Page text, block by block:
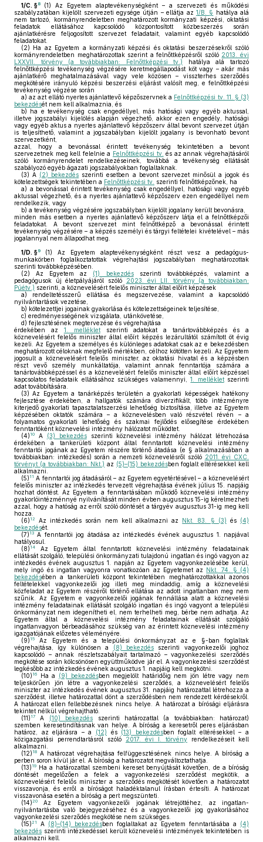
1/C. §8 (1) Az Egyetem alaptevékenységként – a szervezeti és működési
szabályzatában kijelölt szervezeti egysége útján – ellátja az 1/B. § hatálya alá
nem tartozó, kormányrendeletben meghatározott kormányzati képzési, oktatási
feladatok ellátásához kapcsolódó központosított közbeszerzés során
ajánlatkérésre feljogosított szervezet feladatait, valamint egyéb kapcsolódó
feladatokat.
(2) Ha az Egyetem a kormányzati képzési és oktatási beszerzésekről szóló
kormányrendeletben meghatározottak szerint a felnőttképzésről szóló 2013. évi
LXXVII. törvény (a továbbiakban: Felnőttképzési tv.) hatálya alá tartozó
felnőttképzési tevékenység végzésére keretmegállapodást köt vagy – akár más
ajánlatkérő meghatalmazásával vagy vele közösen – visszterhes szerződés
megkötésére irányuló képzési beszerzési eljárást valósít meg, e felnőttképzési
tevékenység végzése során
a) az azt ellátó nyertes ajánlattevő képzőszervnek a Felnőttképzési tv. 11. § (3)
bekezdését nem kell alkalmaznia, és
b) ha e tevékenység csak engedéllyel, más hatósági vagy egyéb aktussal,
illetve jogszabályi kijelölés alapján végezhető, akkor ezen engedély, hatósági
vagy egyéb aktus a nyertes ajánlattevő képzőszerv által bevont szervezet útján
is teljesíthető, valamint a jogszabályban kijelölt jogalany is bevonható bevont
szervezetként,
azzal, hogy a bevonással érintett tevékenység tekintetében a bevont
szervezetnek meg kell felelnie a Felnőttképzési tv. és az annak végrehajtásáról
szóló kormányrendelet rendelkezéseinek, továbbá a tevékenység ellátását
szabályozó egyéb ágazati jogszabályokban foglaltaknak.
(3) A (2) bekezdés szerinti esetben a bevont szervezet minősül a jogok és
kötelezettségek tekintetében a Felnőttképzési tv. szerinti felnőttképzőnek, ha
a) a bevonással érintett tevékenység csak engedéllyel, hatósági vagy egyéb
aktussal végezhető, és a nyertes ajánlattevő képzőszerv ezen engedéllyel nem
rendelkezik, vagy
b) a tevékenység végzésére jogszabályban kijelölt jogalany került bevonásra,
minden más esetben a nyertes ajánlattevő képzőszerv látja el a felnőttképzői
feladatokat. A bevont szervezet mint felnőttképző a bevonással érintett
tevékenység végzésére – a képzés személyi és tárgyi feltételei kivételével – más
jogalannyal nem állapodhat meg.
1/D. §9 (1) Az Egyetem alaptevékenységként részt vesz a pedagógus-
munkakörben foglalkoztatottak végrehajtási jogszabályban meghatározottak
szerinti továbbképzésében.
(2) Az Egyetem az (1) bekezdésszerinti továbbképzés, valamint a
pedagógusok új életpályájáról szóló
2023. évi LII. törvény (a továbbiakban:
Púétv.) szerinti, a köznevelésért felelős miniszter által előírt képzések
a) rendeltetésszerű ellátása és megszervezése, valamint a kapcsolódó
nyilvántartások vezetése,
b) kötelezettjei jogainak gyakorlása és kötelezettségeinek teljesítése,
c) eredményességének vizsgálata, utánkövetése,
d) fejlesztésének megtervezése és végrehajtása
érdekében az 1. mellékletszerinti adatokat a tanártovábbképzés és a
köznevelésért felelős miniszter által előírt képzés lezárultától számított öt évig
kezeli. Az Egyetem a személyes és különleges adatokat csak az e bekezdésben
meghatározott céloknak megfelelő mértékben, célhoz kötötten kezeli. Az Egyetem
jogosult a köznevelésért felelős miniszter, az oktatási hivatal és a képzésben
részt vevő személy munkáltatója, valamint annak fenntartója számára a
tanártovábbképzéssel és a köznevelésért felelős miniszter által előírt képzéssel
kapcsolatos feladataik ellátásához szükséges valamennyi,1. mellékletszerinti
adat továbbítására.
(3) Az Egyetem a tanárképzés területén a gyakorlati képességek hatékony
fejlesztése érdekében, a hallgatók számára diverzifikált, több intézményre
kiterjedő gyakorlati tapasztalatszerzési lehetőség biztosítása, illetve az Egyetem
képzésében oktatók számára – a köznevelésben való részvétel révén – a
folyamatos gyakorlati lehetőség és szakmai fejlődés elősegítése érdekében
fenntartóként köznevelési intézmény hálózatot működtet.
(4) 10 A (3) bekezdésszerinti köznevelési intézmény hálózat létrehozása
érdekében a tankerületi központ által fenntartott köznevelési intézmény
fenntartói jogának az Egyetem részére történő átadása (e § alkalmazásában a
továbbiakban: intézkedés) során a nemzeti köznevelésről szóló 2011. évi CXC.
törvényt (a továbbiakban: Nkt.) az (5)–(15) bekezdésben foglalt eltérésekkel kell
alkalmazni.
(5) 11 A fenntartói jog átadásáról – az Egyetem egyetértésével – a köznevelésért
felelős miniszter az intézkedés tervezett végrehajtása évének július 15. napjáig
hozhat döntést. Az Egyetem a fenntartásában működő köznevelési intézmény
gyakorlóintézménnyé nyilvánítását minden évben augusztus 15-ig kérelmezheti
azzal, hogy a hatóság az erről szóló döntését a tárgyév augusztus 31-ig meg kell
hozza.
(6) 12 Az intézkedés során nem kell alkalmazni az Nkt. 83. § (3) és (4)
bekezdését.
(7) 13 A fenntartói jog átadása az intézkedés évének augusztus 1. napjával
hatályosul.
(8) 14
Az Egyetem által fenntartott köznevelési intézmény feladatainak
ellátását szolgáló, települési önkormányzati tulajdonú ingatlan és ingó vagyon az
intézkedés évének augusztus 1. napján az Egyetem vagyonkezelésébe kerül,
mely ingó és ingatlan vagyonra vonatkozóan az Egyetemet az Nkt. 74. § (4)
bekezdésében a tankerületi központ tekintetében meghatározottakkal azonos
feltételekkel vagyonkezelői jog illeti meg mindaddig, amíg a köznevelési
közfeladat az Egyetem részéről történő ellátása az adott ingatlanban meg nem
szűnik. Az Egyetem e vagyonkezelői jogának fennállása alatt a köznevelési
intézmény feladatainak ellátását szolgáló ingatlan és ingó vagyont a települési
önkormányzat nem idegenítheti el, nem terhelheti meg, bérbe nem adhatja. Az
Egyetem által a köznevelési intézmény feladatainak ellátását szolgáló
ingatlanvagyon bérbeadásához szükség van az érintett köznevelési intézmény
igazgatójának előzetes véleményére.
(9) 15
Az Egyetem és a települési önkormányzat az e §-ban foglaltak
végrehajtása, így különösen a
(8) bekezdésszerinti vagyonkezelői joghoz
kapcsolódó – annak részletszabályait tartalmazó – vagyonkezelési szerződés
megkötése során kölcsönösen együttműködve jár el. A vagyonkezelési szerződést
legkésőbb az intézkedés évének augusztus 1. napjáig kell megkötni.
(10) 16 Ha a (9) bekezdésben megjelölt határidőig nem jön létre vagy nem
teljeskörűen jön létre a vagyonkezelési szerződés, a köznevelésért felelős
miniszter az intézkedés évének augusztus 31. napjáig határozattal létrehozza a
szerződést, illetve határozattal dönt a szerződésben nem rendezett kérdésekről.
A határozat ellen fellebbezésnek nincs helye. A határozat a bírósági eljárásra
tekintet nélkül végrehajtható.
(11) 17 A (10) bekezdés szerinti határozattal (a továbbiakban: határozat)
szemben keresetindításnak van helye. A bíróság a keresetről peres eljárásban
határoz, az eljárásra – a (12) és (13) bekezdésben foglalt eltérésekkel – a
közigazgatási perrendtartásról szóló 2017. évi I. törvény rendelkezéseit kell
alkalmazni.
(12) 18 A határozat végrehajtása felfüggesztésének nincs helye. A bíróság a
perben soron kívül jár el. A bíróság a határozatot megváltoztathatja.
(13) 19 Ha a határozattal szembeni kereset benyújtását követően, de a bíróság
döntését megelőzően a felek a vagyonkezelési szerződést megkötik, a
köznevelésért felelős miniszter a szerződés megkötését követően a határozatot
visszavonja, és erről a bíróságot haladéktalanul írásban értesíti. A határozat
visszavonása esetén a bíróság a pert megszünteti.
(14)20
Az Egyetem vagyonkezelői jogának létrejöttéhez, az ingatlan-
nyilvántartásba való bejegyezéséhez és a vagyonkezelői jog gyakorlásához
vagyonkezelési szerződés megkötése nem szükséges.
(15)21 A (8)–(14) bekezdésben foglaltakat az Egyetem fenntartásába a (4)
bekezdés szerinti intézkedéssel került köznevelési intézmények tekintetében is
alkalmazni kell.